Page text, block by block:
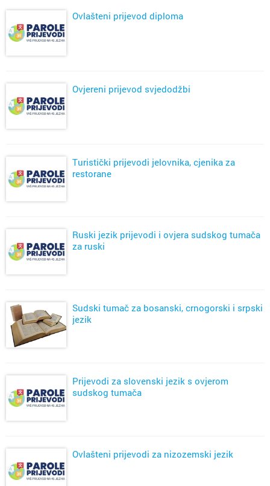
Ovlašteni prijevod diploma
Ovjereni prijevod svjedodžbi
Turistički prijevodi jelovnika, cjenika za
restorane
Ruski jezik prijevodi i ovjera sudskog tumača
za ruski
Sudski tumač za bosanski, crnogorski i srpski
jezik
Prijevodi za slovenski jezik s ovjerom
sudskog tumača
Ovlašteni prijevodi za nizozemski jezik